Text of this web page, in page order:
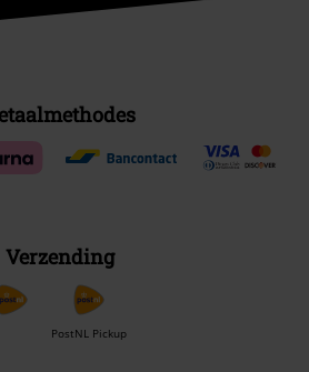
Verzending
PostNL Pickup